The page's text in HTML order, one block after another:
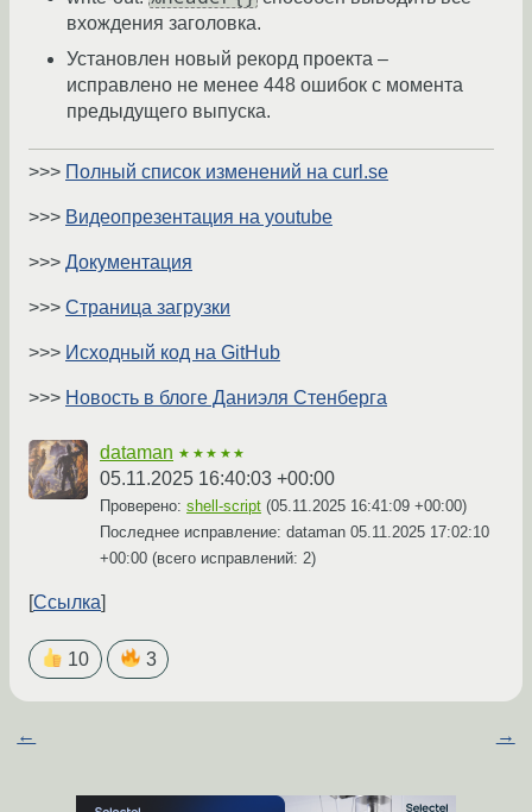
вхождения заголовка.
Установлен новый рекорд проекта –
исправлено не менее 448 ошибок с момента
предыдущего выпуска.
>>> Полный список изменений на curl.se
>>> Видеопрезентация на youtube
>>> Документация
>>> Страница загрузки
>>> Исходный код на GitHub
>>> Новость в блоге Даниэля Стенберга
dataman ★★★★★
05.11.2025 16:40:03 +00:00
Проверено: shell-script (05.11.2025 16:41:09 +00:00)
Последнее исправление: dataman 05.11.2025 17:02:10
+00:00 (всего исправлений: 2)
Ссылка
10 3
← →